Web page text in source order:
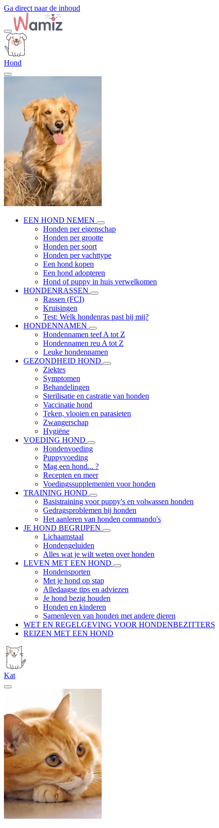
Ga direct naar de inhoud
Hond
EEN HOND NEMEN
Honden per eigenschap
Honden per grootte
Honden per soort
Honden per vachttype
Een hond kopen
Een hond adopteren
Hond of puppy in huis verwelkomen
HONDENRASSEN
Rassen (FCI)
Kruisingen
Test: Welk hondenras past bij mij?
HONDENNAMEN
Hondennamen teef A tot Z
Hondennamen reu A tot Z
Leuke hondennamen
GEZONDHEID HOND
Ziektes
Symptomen
Behandelingen
Sterilisatie en castratie van honden
Vaccinatie hond
Teken, vlooien en parasieten
Zwangerschap
Hygiëne
VOEDING HOND
Hondenvoeding
Puppyvoeding
Mag een hond... ?
Recepten en meer
Voedingssupplementen voor honden
TRAINING HOND
Basistraining voor puppy's en volwassen honden
Gedragsproblemen bij honden
Het aanleren van honden commando's
JE HOND BEGRIJPEN
Lichaamstaal
Hondengeluiden
Alles wat je wilt weten over honden
LEVEN MET EEN HOND
Hondensporten
Met je hond op stap
Alledaagse tips en adviezen
Je hond bezig houden
Honden en kinderen
Samenleven van honden met andere dieren
WET EN REGELGEVING VOOR HONDENBEZITTERS
REIZEN MET EEN HOND
Kat